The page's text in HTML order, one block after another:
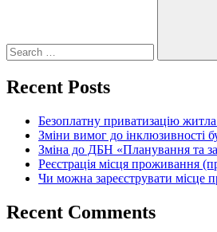
Recent Posts
Безоплатну приватизацію
Зміни вимог до інклюзивності
Зміна до ДБН «Планування та
Реєстрація місця проживання
Чи можна зареєструвати місце
Recent Comments